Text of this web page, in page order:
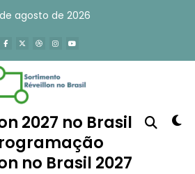
agosto de 2026
2027 no Brasil
no Brasil 2027